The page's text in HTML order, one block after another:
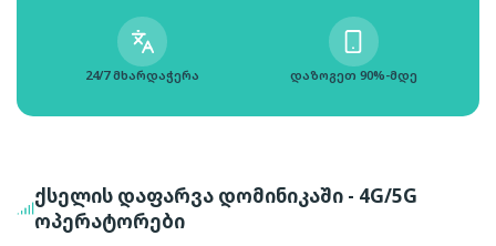
24/7 მხარდაჭერა დაზოგეთ 90%-მდე
ქსელის დაფარვა დომინიკაში - 4G/5G
ოპერატორები